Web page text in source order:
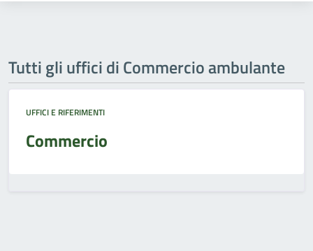
Tutti gli uffici di Commercio ambulante
UFFICI E RIFERIMENTI
Commercio